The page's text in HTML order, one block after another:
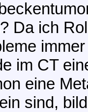
Da ich
im CT
eine
sind,